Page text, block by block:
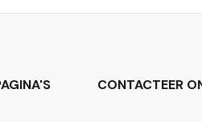
CONTACTEER